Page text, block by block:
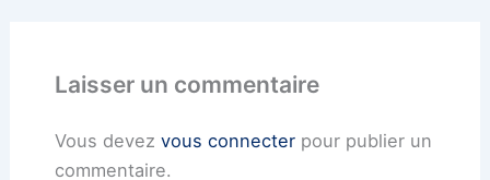
Laisser un commentaire
Vous devez vous connecterpour publier un
commentaire.